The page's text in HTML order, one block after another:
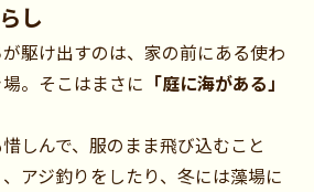
し
駆け出すのは、家の前にある使わ
。そこはまさに 「庭に海がある」
しんで、服のまま飛び込むこと
アジ釣りをしたり、冬には藻場に